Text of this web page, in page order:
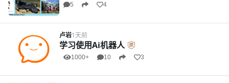
5 4
卢岩1天前
学习使用Ai机器人
1000+ 10 3